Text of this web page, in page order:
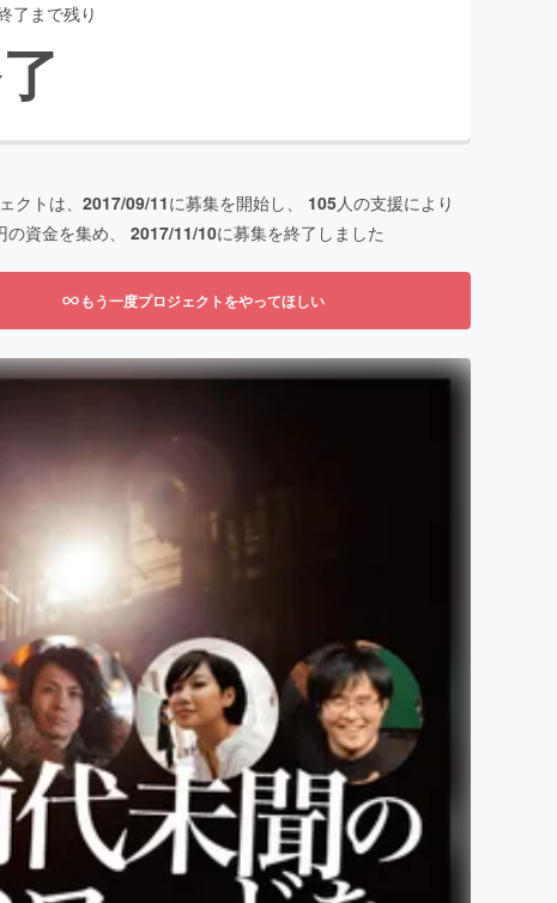
了まで残り
クトは、 2017/09/11に募集を開始し、 105人の支援により
の資金を集め、 2017/11/10に募集を終了しました
もう一度プロジェクトをやってほしい